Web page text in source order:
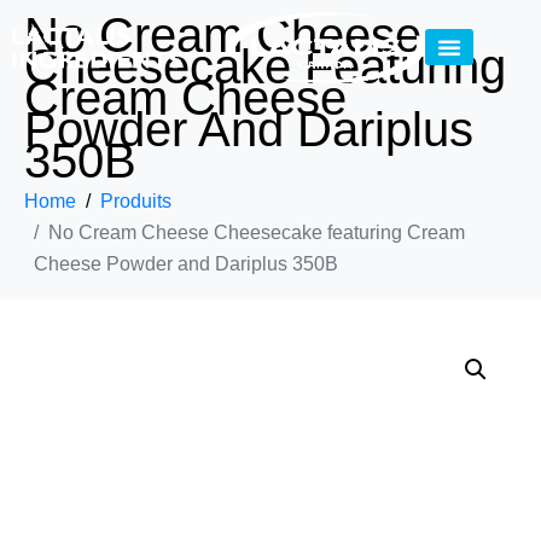
No Cream Cheese
Cheesecake Featuring
Cream Cheese
Powder And Dariplus
350B
Home
Produits
No Cream Cheese Cheesecake featuring Cream
Cheese Powder and Dariplus 350B